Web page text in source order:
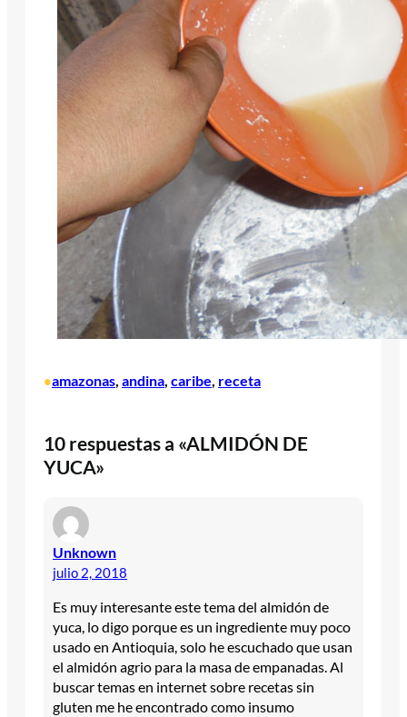
•amazonas, andina, caribe, receta
10 respuestas a «ALMIDÓN DE
YUCA»
Unknown
julio 2, 2018
Es muy interesante este tema del almidón de
yuca, lo digo porque es un ingrediente muy poco
usado en Antioquia, solo he escuchado que usan
el almidón agrio para la masa de empanadas. Al
buscar temas en internet sobre recetas sin
gluten me he encontrado como insumo